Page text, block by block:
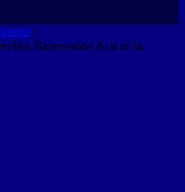
Reservados Aca es la